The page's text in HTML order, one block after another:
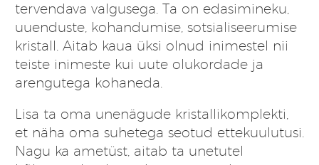
tervendava valgusega. Ta on edasimineku,
uuenduste, kohandumise, sotsialiseerumise
kristall. Aitab kaua üksi olnud inimestel nii
teiste inimeste kui uute olukordade ja
arengutega kohaneda.
Lisa ta oma unenägude kristallikomplekti,
et näha oma suhetega seotud ettekuulutusi.
Nagu ka ametüst, aitab ta unetutel